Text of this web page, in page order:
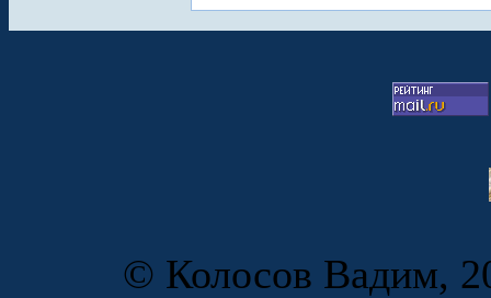
© Колосов Вадим,